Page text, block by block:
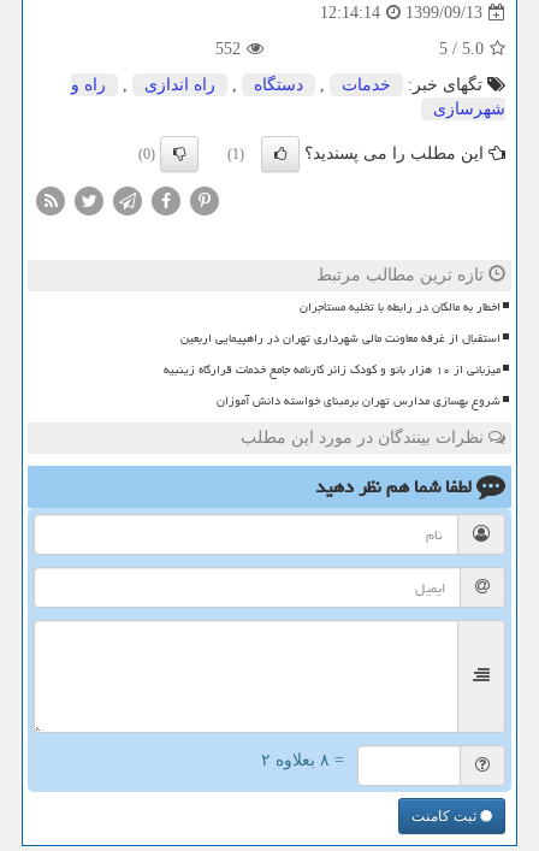
1399/09/13
12:14:14
5.0
/
5
552
تگهای خبر:
خدمات , دستگاه , راه اندازی ,
راه و
شهرسازی
این مطلب را می پسندید؟ (1)
(0)
تازه ترین مطالب مرتبط
اخطار به مالکان در رابطه با تخلیه مستأجران
استقبال از غرفه معاونت مالی شهرداری تهران در راهپیمایی اربعین
میزبانی از ۱۰ هزار بانو و کودک زائر کارنامه جامع خدمات قرارگاه زینبیه
شروع بهسازی مدارس تهران برمبنای خواسته دانش آموزان
نظرات بینندگان در مورد این مطلب
لطفا شما همنظر دهید
= ۸ بعلاوه ۲
ثبت کامنت